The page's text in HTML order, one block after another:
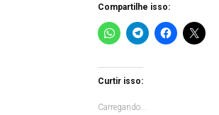
Compartilhe isso:
Curtir isso:
Carregando...